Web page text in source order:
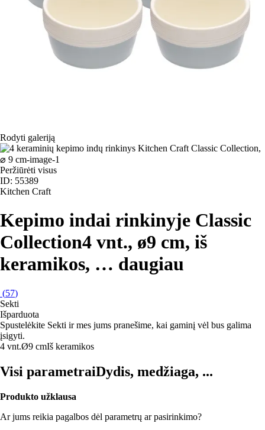
Rodyti galeriją
Peržiūrėti visus
ID: 55389
Kitchen Craft
Kepimo indai rinkinyje Classic
Collection4 vnt., ø9 cm, iš
keramikos, … daugiau
(57)
Sekti
Išparduota
Spustelėkite Sekti ir mes jums pranešime, kai gaminį vėl bus galima
įsigyti.
4 vnt.Ø9 cmIš keramikos
Visi parametraiDydis, medžiaga, ...
Produkto užklausa
Ar jums reikia pagalbos dėl parametrų ar pasirinkimo?